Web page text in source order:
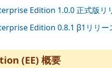
Edition 1.0.0 正式版リ
Edition 0.8.1 β1リリー
(EE) 概要